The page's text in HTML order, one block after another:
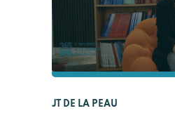
JT DE LA PEAU